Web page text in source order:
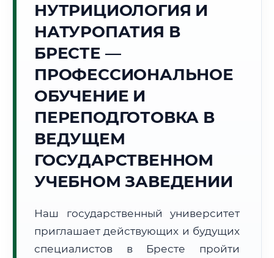
Г. БРЕСТ
Точное местное время:
07:53:17
2026 г.
Погода в г. Брест:
🌅 Восход: 05:57 🌇 Закат:
21:03
📍 Региональная справка
Субъект:
Республика Беларусь
Почтовые индексы:
224000–224033
Часовой пояс:
UTC+3
Формат учебы:
Дистанционно
НУТРИЦИОЛОГИЯ И
НАТУРОПАТИЯ В
БРЕСТЕ —
ПРОФЕССИОНАЛЬНОЕ
ОБУЧЕНИЕ И
ПЕРЕПОДГОТОВКА В
ВЕДУЩЕМ
ГОСУДАРСТВЕННОМ
УЧЕБНОМ ЗАВЕДЕНИИ
Наш государственный университет
приглашает действующих и будущих
специалистов в Бресте пройти